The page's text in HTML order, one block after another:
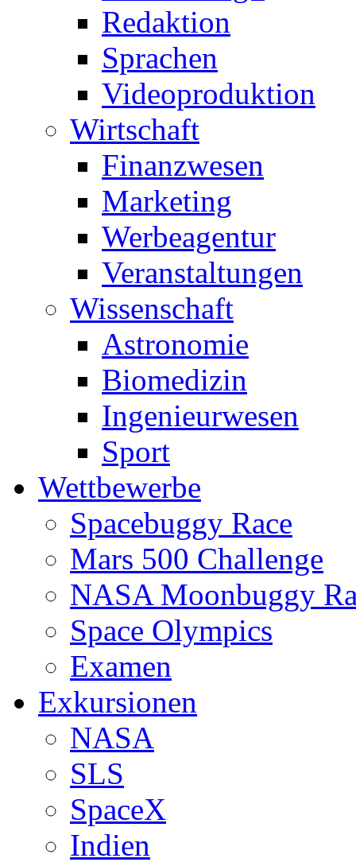
Redaktion
Sprachen
Videoproduktion
Wirtschaft
Finanzwesen
Marketing
Werbeagentur
Veranstaltungen
Wissenschaft
Astronomie
Biomedizin
Ingenieurwesen
Sport
Wettbewerbe
Spacebuggy Race
Mars 500 Challenge
NASA Moonbuggy
Space Olympics
Examen
Exkursionen
NASA
SLS
SpaceX
Indien